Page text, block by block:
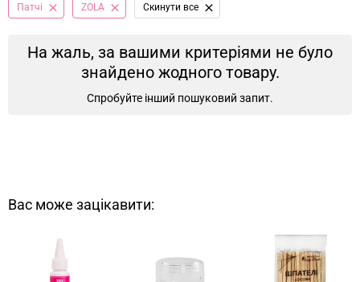
Патчі ZOLA Cкинути все
На жаль, за вашими критеріями не було
знайдено жодного товару.
Спробуйте інший пошуковий запит.
Вас може зацікавити: